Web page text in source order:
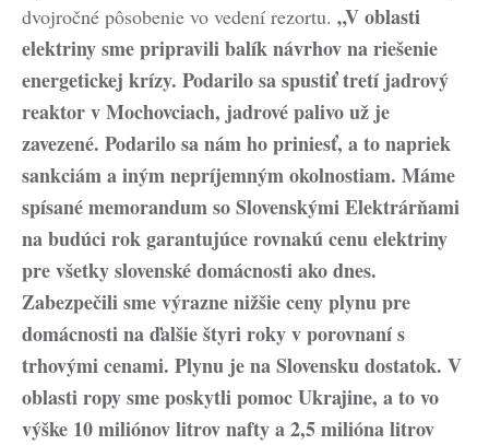
dvojročné pôsobenie vo vedení rezortu. „V oblasti
elektriny sme pripravili balík návrhov na riešenie
energetickej krízy. Podarilo sa spustiť tretí jadrový
reaktor v Mochovciach, jadrové palivo už je
zavezené. Podarilo sa nám ho priniesť, a to napriek
sankciám a iným nepríjemným okolnostiam. Máme
spísané memorandum so Slovenskými Elektrárňami
na budúci rok garantujúce rovnakú cenu elektriny
pre všetky slovenské domácnosti ako dnes.
Zabezpečili sme výrazne nižšie ceny plynu pre
domácnosti na ďalšie štyri roky v porovnaní s
trhovými cenami. Plynu je na Slovensku dostatok. V
oblasti ropy sme poskytli pomoc Ukrajine, a to vo
výške 10 miliónov litrov nafty a 2,5 milióna litrov